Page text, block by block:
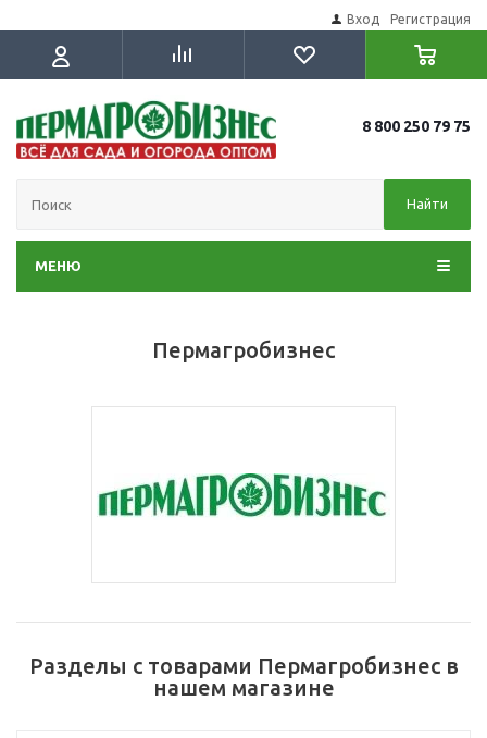
Вход Регистрация
8 800 250 79 75
Найти
МЕНЮ
Пермагробизнес
Разделы с товарами Пермагробизнес в
нашем магазине